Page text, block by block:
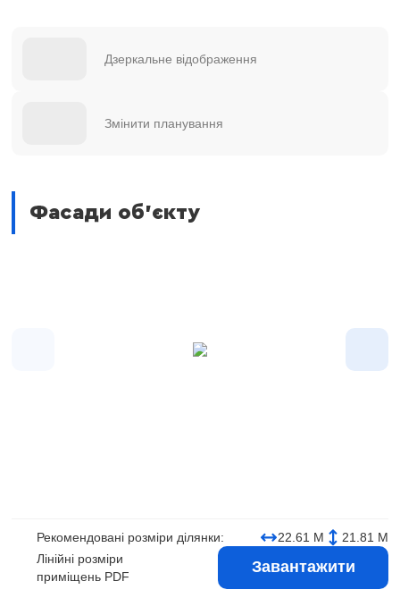
Дзеркальне відображення
Змінити планування
Фасади об'єкту
Рекомендовані розміри ділянки: 22.61 М
21.81 М
Лінійні розміри
приміщень PDF
Завантажити